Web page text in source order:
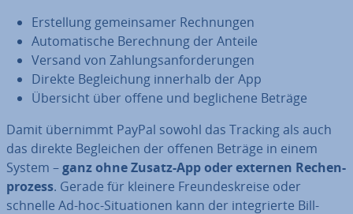
Er­stel­lung ge­mein­sa­mer Rech­nun­gen
Au­to­ma­ti­sche Be­rech­nung der Anteile
Versand von Zah­lungs­an­for­de­run­gen
Direkte Be­glei­chung innerhalb der App
Übersicht über offene und be­gli­che­ne Beträge
Damit übernimmt PayPal sowohl das Tracking als auch
das direkte Be­glei­chen der offenen Beträge in einem
System –ganz ohne Zusatz-App oder externen Re­chen­
pro­zess. Gerade für kleinere Freun­des­krei­se oder
schnelle Ad-hoc-Si­tua­tio­nen kann der in­te­grier­te Bill-